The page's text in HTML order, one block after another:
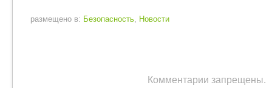
размещено в: Безопасность, Новости
Комментарии запрещены.